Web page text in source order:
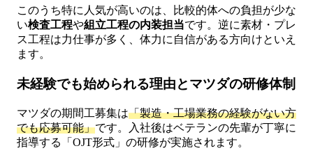
このうち特に人気が高いのは、比較的体への負担が少な
い検査工程や組立工程の内装担当です。逆に素材・プレ
ス工程は力仕事が多く、体力に自信がある方向けといえ
ます。
未経験でも始められる理由とマツダの研修体制
マツダの期間工募集は「製造・工場業務の経験がない方
でも応募可能」です。入社後はベテランの先輩が丁寧に
指導する「OJT形式」の研修が実施されます。